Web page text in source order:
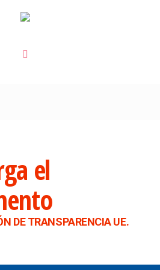
el
DE TRANSPARENCIA UE.